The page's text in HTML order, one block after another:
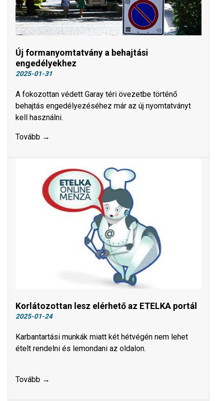
Új formanyomtatvány a behajtási
engedélyekhez
2025-01-31
A fokozottan védett Garay téri övezetbe történő
behajtás engedélyezéséhez már az új nyomtatványt
kell használni.
Tovább →
Korlátozottan lesz elérhető az ETELKA portál
2025-01-24
Karbantartási munkák miatt két hétvégén nem lehet
ételt rendelni és lemondani az oldalon.
Tovább →